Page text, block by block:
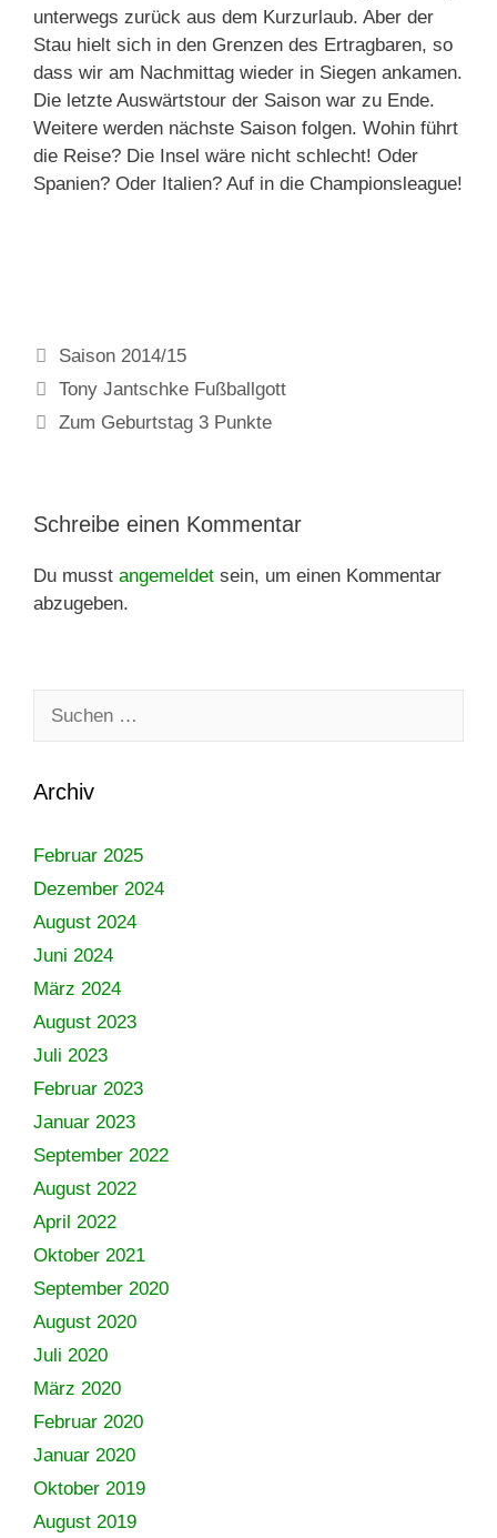
unterwegs zurück aus dem Kurzurlaub. Aber der
Stau hielt sich in den Grenzen des Ertragbaren, so
dass wir am Nachmittag wieder in Siegen ankamen.
Die letzte Auswärtstour der Saison war zu Ende.
Weitere werden nächste Saison folgen. Wohin führt
die Reise? Die Insel wäre nicht schlecht! Oder
Spanien? Oder Italien? Auf in die Championsleague!
Kategorien
Saison 2014/15
Tony Jantschke Fußballgott
Zum Geburtstag 3 Punkte
Schreibe einen Kommentar
Du musst angemeldet sein, um einen Kommentar
abzugeben.
Archiv
Februar 2025
Dezember 2024
August 2024
Juni 2024
März 2024
August 2023
Juli 2023
Februar 2023
Januar 2023
September 2022
August 2022
April 2022
Oktober 2021
September 2020
August 2020
Juli 2020
März 2020
Februar 2020
Januar 2020
Oktober 2019
August 2019